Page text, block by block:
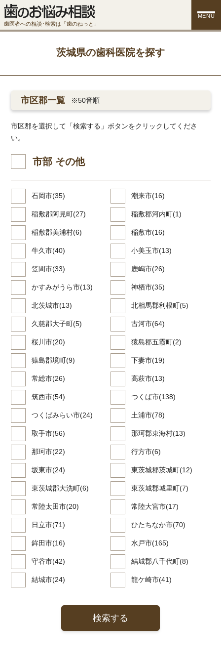
歯医者への相談･検索は「歯のねっと」
MENU
茨城県の歯科医院を探す
市区郡一覧 ※50音順
市区郡を選択して「検索する」ボタンをクリックしてくださ
い。
市部 その他
石岡市(35) 潮来市(16)
稲敷郡阿見町(27) 稲敷郡河内町(1)
稲敷郡美浦村(6) 稲敷市(16)
牛久市(40) 小美玉市(13)
笠間市(33) 鹿嶋市(26)
かすみがうら市(13) 神栖市(35)
北茨城市(13) 北相馬郡利根町(5)
久慈郡大子町(5) 古河市(64)
桜川市(20) 猿島郡五霞町(2)
猿島郡境町(9) 下妻市(19)
常総市(26) 高萩市(13)
筑西市(54) つくば市(138)
つくばみらい市(24) 土浦市(78)
取手市(56) 那珂郡東海村(13)
那珂市(22) 行方市(6)
坂東市(24) 東茨城郡茨城町(12)
東茨城郡大洗町(6) 東茨城郡城里町(7)
常陸太田市(20) 常陸大宮市(17)
日立市(71) ひたちなか市(70)
鉾田市(16) 水戸市(165)
守谷市(42) 結城郡八千代町(8)
結城市(24) 龍ケ崎市(41)
検索する